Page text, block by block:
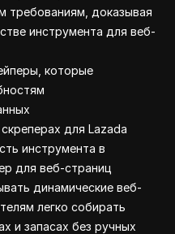
требованиям, доказывая
инструмента для веб-
которые
для Lazada
инструмента в
для веб-страниц
динамические веб-
легко собирать
и запасах без ручных